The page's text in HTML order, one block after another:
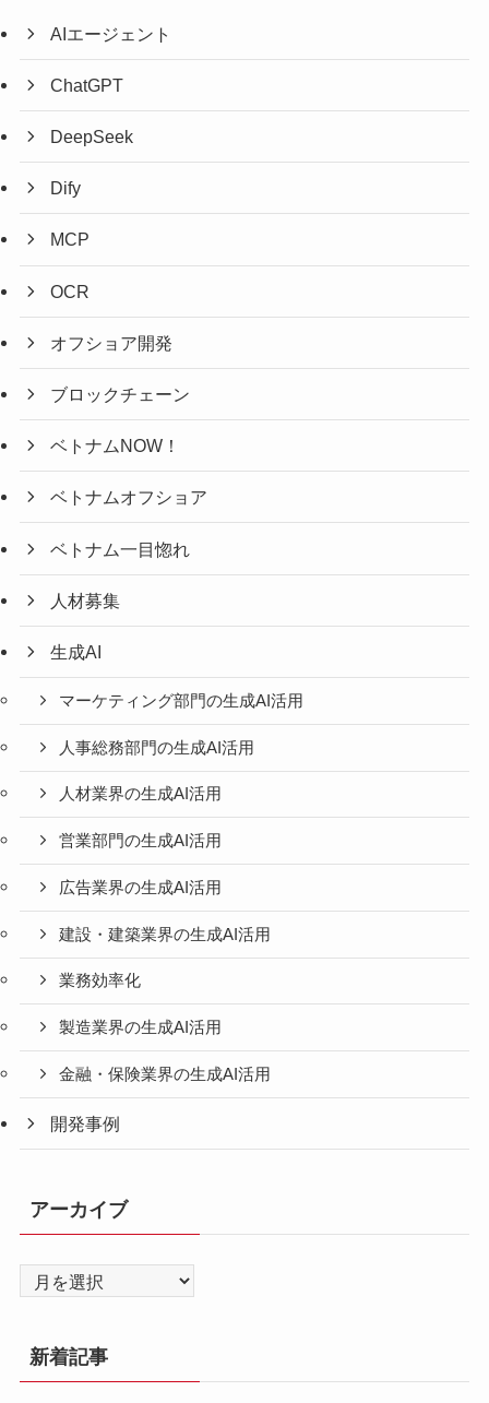
AIエージェント
ChatGPT
DeepSeek
Dify
MCP
OCR
オフショア開発
ブロックチェーン
ベトナムNOW！
ベトナムオフショア
ベトナム一目惚れ
人材募集
生成AI
マーケティング部門の生成AI活用
人事総務部門の生成AI活用
人材業界の生成AI活用
営業部門の生成AI活用
広告業界の生成AI活用
建設・建築業界の生成AI活用
業務効率化
製造業界の生成AI活用
金融・保険業界の生成AI活用
開発事例
アーカイブ
ー
イ
ブ
新着記事